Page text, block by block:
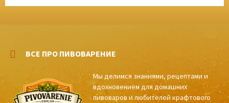
ВСЕ ПРО ПИВОВАРЕНИЕ
Мы делимся знаниями, рецептами и
вдохновением для домашних
пивоваров и любителей крафтового